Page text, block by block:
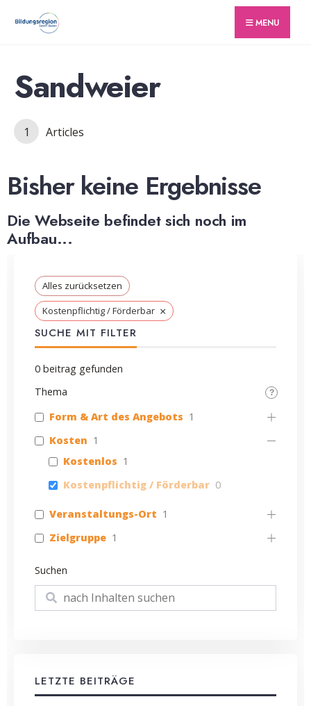
MENU
Sandweier
1 Articles
Bisher keine Ergebnisse
Die Webseite befindet sich noch im
Aufbau...
Alles zurücksetzen
Kostenpflichtig / Förderbar ×
SUCHE MIT FILTER
0 beitrag gefunden
Thema
Form & Art des Angebots 1
Kosten 1
Kostenlos 1
Kostenpflichtig / Förderbar 0
Veranstaltungs-Ort 1
Zielgruppe 1
Suchen
Suchen
LETZTE BEITRÄGE